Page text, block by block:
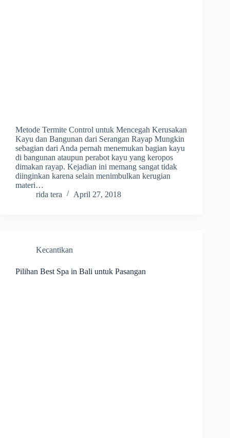
Metode Termite Control untuk Mencegah Kerusakan
Kayu dan Bangunan dari Serangan Rayap Mungkin
sebagian dari Anda pernah menemukan bagian kayu
di bangunan ataupun perabot kayu yang keropos
dimakan rayap. Kejadian ini memang sangat tidak
diinginkan karena selain menimbulkan kerugian
materi…
rida tera
April 27, 2018
Kecantikan
Pilihan Best Spa in Bali untuk Pasangan